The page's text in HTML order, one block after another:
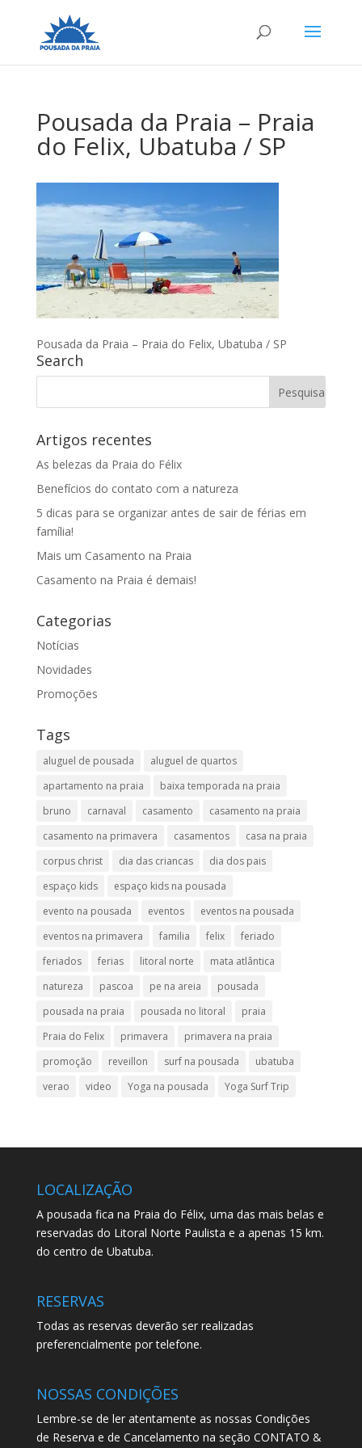
Pousada da Praia – Praia
do Felix, Ubatuba / SP
Pousada da Praia – Praia do Felix, Ubatuba / SP
Search
Artigos recentes
As belezas da Praia do Félix
Benefícios do contato com a natureza
5 dicas para se organizar antes de sair de férias em
família!
Mais um Casamento na Praia
Casamento na Praia é demais!
Categorias
Notícias
Novidades
Promoções
Tags
aluguel de pousada
aluguel de quartos
apartamento na praia
baixa temporada na praia
bruno
carnaval casamento
casamento na praia
casamento na primavera
casamentos
casa na praia
corpus christ
dia das criancas
dia dos pais
espaço kids
espaço kids na pousada
evento na pousada
eventos
eventos na pousada
eventos na primavera
familia felix
feriado
feriados
ferias litoral norte
mata atlântica
natureza
pascoa pe na areia
pousada
pousada na praia
pousada no litoral
praia
Praia do Felix
primavera
primavera na praia
promoção
reveillon surf na pousada
ubatuba
verao
video Yoga na pousada Yoga Surf Trip
LOCALIZAÇÃO
A pousada fica na Praia do Félix, uma das mais belas e
reservadas do Litoral Norte Paulista e a apenas 15 km.
do centro de Ubatuba.
RESERVAS
Todas as reservas deverão ser realizadas
preferencialmente por telefone.
NOSSAS CONDIÇÕES
Lembre-se de ler atentamente as nossas Condições
de Reserva e de Cancelamento na seção CONTATO &